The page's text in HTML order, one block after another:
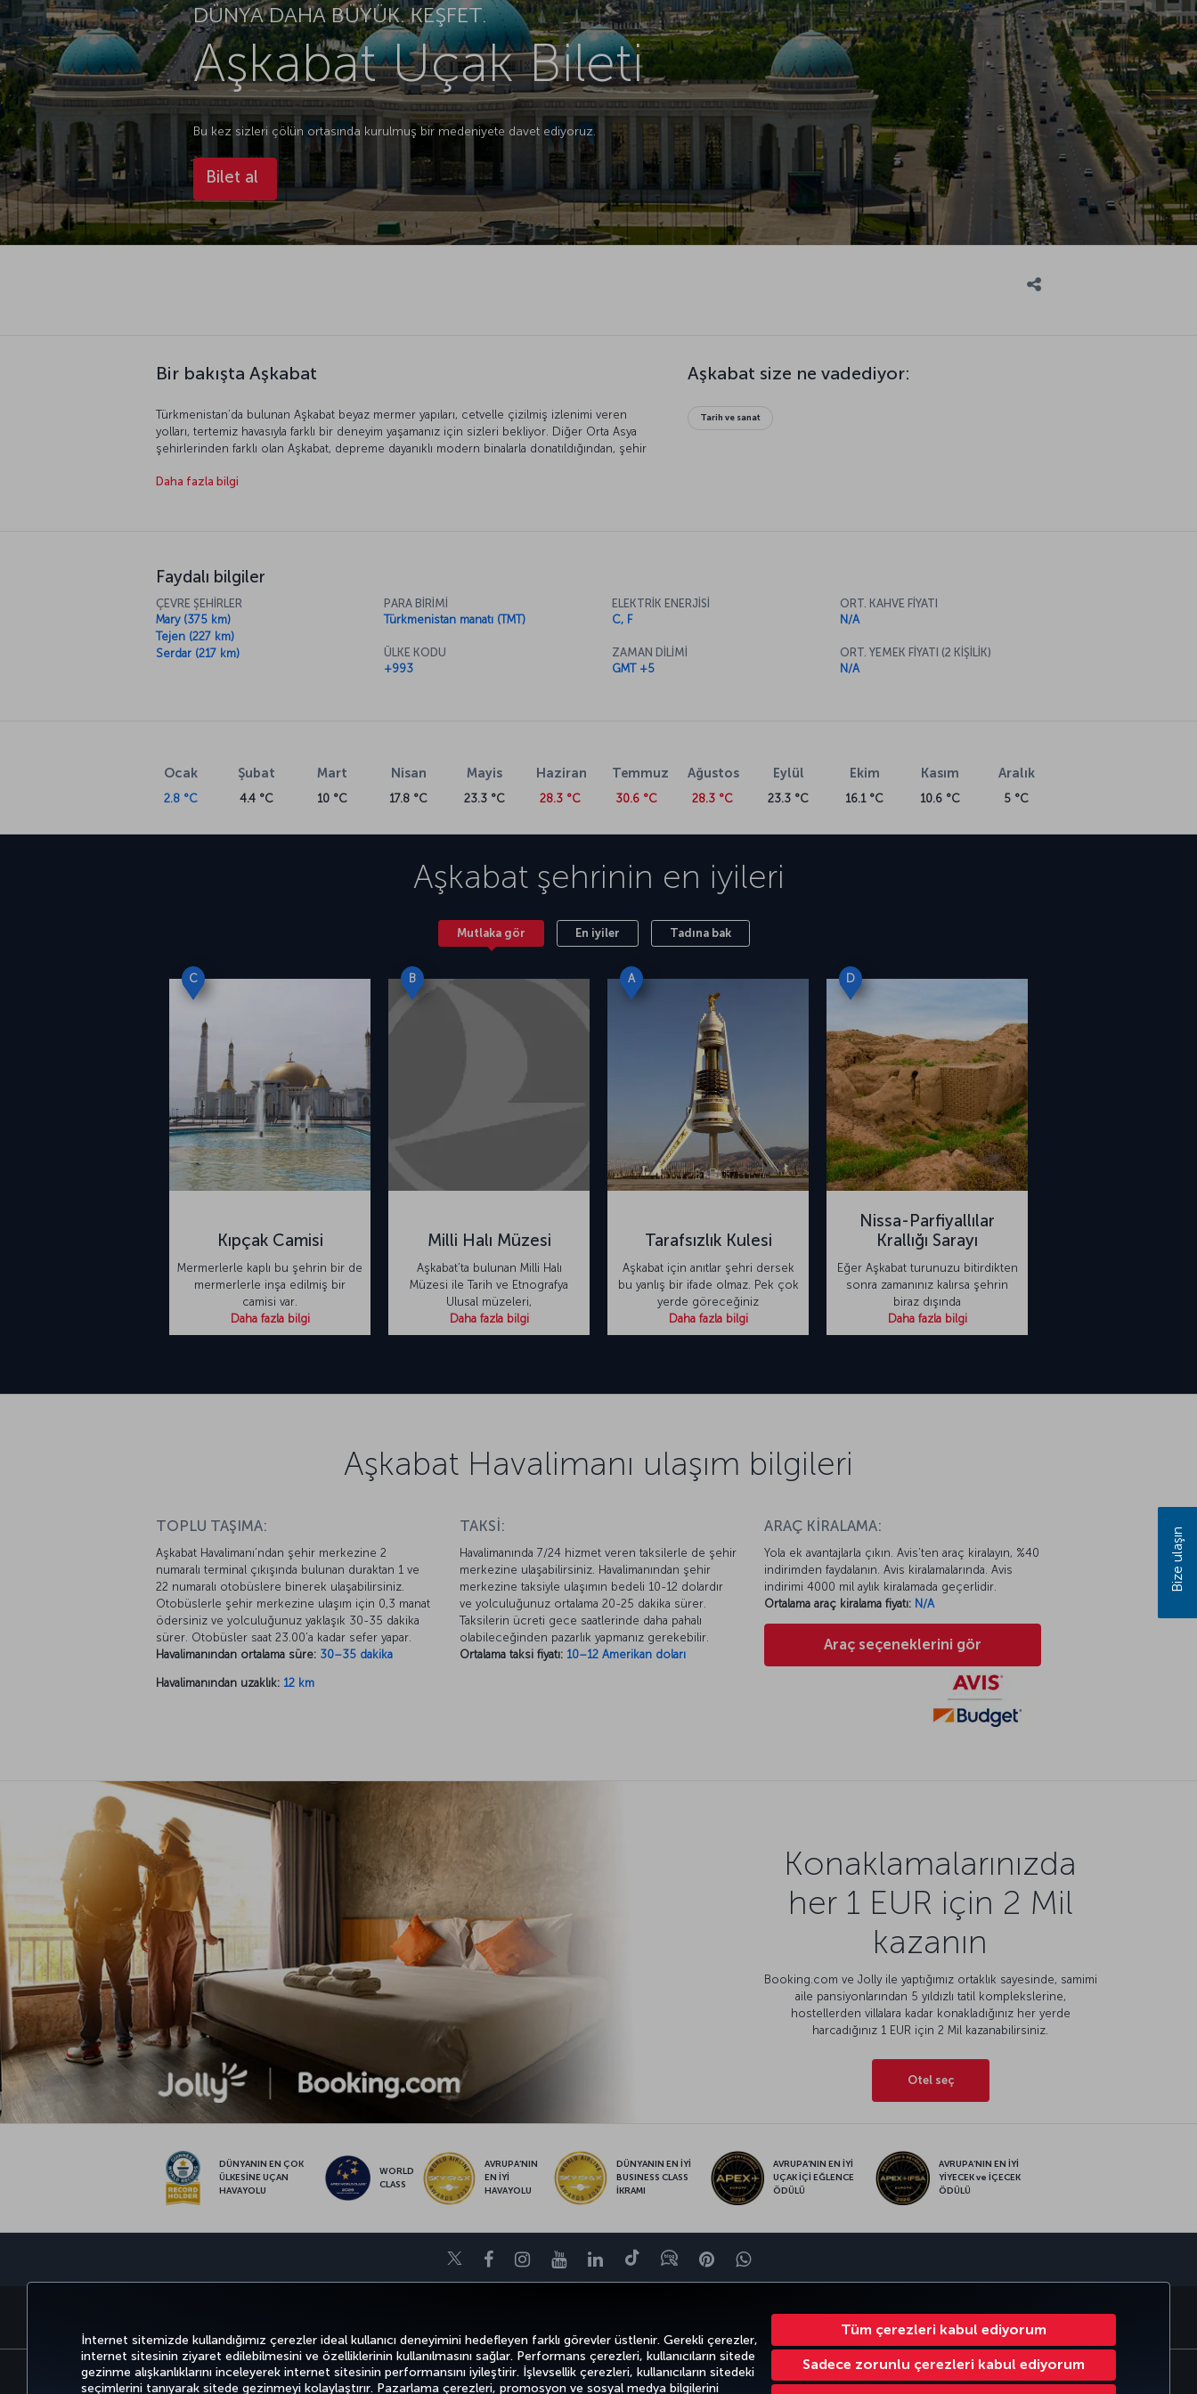
İnternet sitemizde kullandığımız çerezler ideal kullanıcı deneyimini hedefleyen farklı görevler üstlenir. Gerekli çerezler,
internet sitesinin ziyaret edilebilmesini ve özelliklerinin kullanılmasını sağlar. Performans çerezleri, kullanıcıların sitede
gezinme alışkanlıklarını inceleyerek internet sitesinin performansını iyileştirir. İşlevsellik çerezleri, kullanıcıların sitedeki
seçimlerini tanıyarak sitede gezinmeyi kolaylaştırır. Pazarlama çerezleri, promosyon ve sosyal medya bilgilerini
Tüm çerezleri kabul ediyorum
Sadece zorunlu çerezleri kabul ediyorum
DÜNYA DAHA BÜYÜK. KEŞFET.
Aşkabat Uçak Bileti
Bu kez sizleri çölün ortasında kurulmuş bir medeniyete davet ediyoruz.
Bilet al
Bir bakışta Aşkabat
Türkmenistan’da bulunan Aşkabat beyaz mermer yapıları, cetvelle çizilmiş izlenimi veren
yolları, tertemiz havasıyla farklı bir deneyim yaşamanız için sizleri bekliyor. Diğer Orta Asya
şehirlerinden farklı olan Aşkabat, depreme dayanıklı modern binalarla donatıldığından, şehir
dünyanın en temiz enerji kaynağı olarak adlandırılıyor. Bu yüzden şehirdeki tertemiz hava,
Daha fazla bilgi
Aşkabat size ne vadediyor:
Tarih ve sanat
Faydalı bilgiler
ÇEVRE ŞEHİRLER
Mary (375 km)
Tejen (227 km)
Serdar (217 km)
PARA BİRİMİ
Türkmenistan manatı (TMT)
ÜLKE KODU
+993
ELEKTRİK ENERJİSİ
C, F
ZAMAN DİLİMİ
GMT +5
ORT. KAHVE FİYATI
N/A
ORT. YEMEK FİYATI (2 KİŞİLİK)
N/A
Ocak
2.8 °C
Şubat
4.4 °C
Mart
10 °C
Nisan
17.8 °C
Mayis
23.3 °C
Haziran
28.3 °C
Temmuz
30.6 °C
Ağustos
28.3 °C
Eylül
23.3 °C
Ekim
16.1 °C
Kasım
10.6 °C
Aralık
5 °C
Aşkabatşehrinin en iyileri
Mutlaka gör En iyiler Tadına bak
C
Kıpçak Camisi
Mermerlerle kaplı bu şehrin bir de
mermerlerle inşa edilmiş bir
camisi var.
Daha fazla bilgi
B
Milli Halı Müzesi
Aşkabat’ta bulunan Milli Halı
Müzesi ile Tarih ve Etnografya
Ulusal müzeleri,
Daha fazla bilgi
A
Tarafsızlık Kulesi
Aşkabat için anıtlar şehri dersek
bu yanlış bir ifade olmaz. Pek çok
yerde göreceğiniz
Daha fazla bilgi
D
Nissa-Parfiyallılar
Krallığı Sarayı
Eğer Aşkabat turunuzu bitirdikten
sonra zamanınız kalırsa şehrin
biraz dışında
Daha fazla bilgi
Aşkabat Havalimanı ulaşım bilgileri
TOPLU TAŞIMA:
Aşkabat Havalimanı’ndan şehir merkezine 2
numaralı terminal çıkışında bulunan duraktan 1 ve
22 numaralı otobüslere binerek ulaşabilirsiniz.
Otobüslerle şehir merkezine ulaşım için 0,3 manat
ödersiniz ve yolculuğunuz yaklaşık 30-35 dakika
sürer. Otobüsler saat 23.00’a kadar sefer yapar.
Havalimanından ortalama süre: 30–35 dakika
Havalimanından uzaklık: 12 km
TAKSİ:
Havalimanında 7/24 hizmet veren taksilerle de şehir
merkezine ulaşabilirsiniz. Havalimanından şehir
merkezine taksiyle ulaşımın bedeli 10-12 dolardır
ve yolculuğunuz ortalama 20-25 dakika sürer.
Taksilerin ücreti gece saatlerinde daha pahalı
olabileceğinden pazarlık yapmanız gerekebilir.
Ortalama taksi fiyatı: 10–12 Amerikan doları
ARAÇ KİRALAMA:
Yola ek avantajlarla çıkın. Avis’ten araç kiralayın, %40
indirimden faydalanın. Avis kiralamalarında. Avis
indirimi 4000 mil aylık kiralamada geçerlidir.
Ortalama araç kiralama fiyatı: N/A
Araç seçeneklerini gör
Konaklamalarınızda
her 1 EUR için 2 Mil
kazanın
Booking.com ve Jolly ile yaptığımız ortaklık sayesinde, samimi
aile pansiyonlarından 5 yıldızlı tatil komplekslerine,
hostellerden villalara kadar konakladığınız her yerde
harcadığınız 1 EUR için 2 Mil kazanabilirsiniz.
Otel seç
DÜNYANIN EN ÇOK
ÜLKESİNE UÇAN
HAVAYOLU
WORLD
CLASS
AVRUPA’NIN
EN İYİ
HAVAYOLU
DÜNYANIN EN İYİ
BUSINESS CLASS
İKRAMI
AVRUPA’NIN EN İYİ
UÇAK İÇİ EĞLENCE
ÖDÜLÜ
AVRUPA’NIN EN İYİ
YİYECEK ve İÇECEK
ÖDÜLÜ
TwitterFacebookInstagram
YoutubeLinkedIn
TiktokBlogPinterestWhatsapp
MILES&SMILES CORPORATE CLUB TÜRK HAVA YOLLARI
Bilgi Toplumu Hizmetleri Erişilebilirlik Gizlilik ve Çerez Politikası Yasal Uyarı Yolcu Hakları
Bize ulaşın